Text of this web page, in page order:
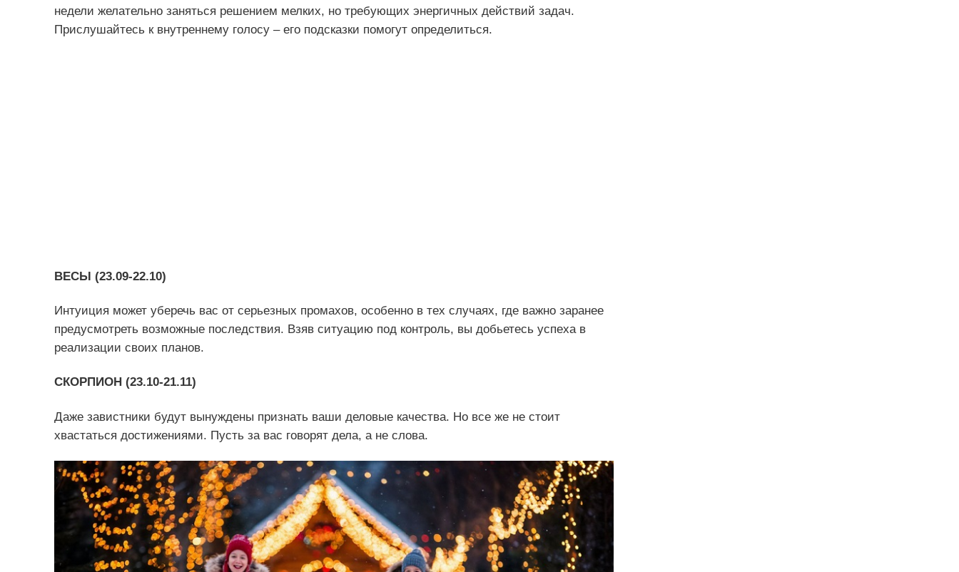
недели желательно заняться решением мелких, но требующих энергичных действий задач.
Прислушайтесь к внутреннему голосу – его подсказки помогут определиться.
ВЕСЫ (23.09-22.10)
Интуиция может уберечь вас от серьезных промахов, особенно в тех случаях, где важно заранее
предусмотреть возможные последствия. Взяв ситуацию под контроль, вы добьетесь успеха в
реализации своих планов.
СКОРПИОН (23.10-21.11)
Даже завистники будут вынуждены признать ваши деловые качества. Но все же не стоит
хвастаться достижениями. Пусть за вас говорят дела, а не слова.